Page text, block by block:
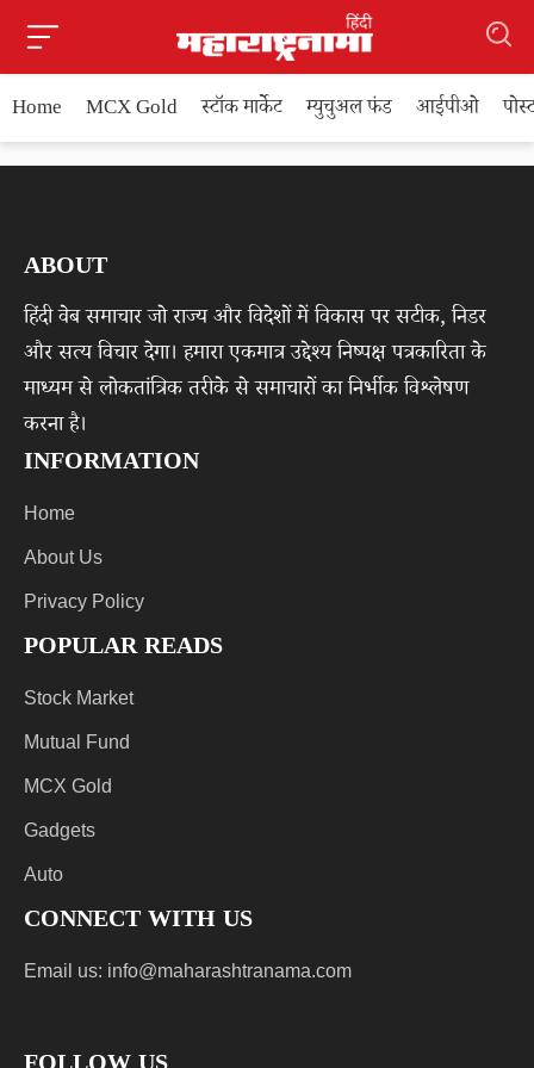
Home MCX Gold स्टॉक मार्केट म्युचुअल फंड आईपीओ
ABOUT
हिंदी वेब समाचार जो राज्य और विदेशों में विकास पर सटीक, निडर
और सत्य विचार देगा। हमारा एकमात्र उद्देश्य निष्पक्ष पत्रकारिता के
माध्यम से लोकतांत्रिक तरीके से समाचारों का निर्भीक विश्लेषण
करना है।
INFORMATION
Home
About Us
Privacy Policy
POPULAR READS
Stock Market
Mutual Fund
MCX Gold
Gadgets
Auto
CONNECT WITH US
Email us: info@maharashtranama.com